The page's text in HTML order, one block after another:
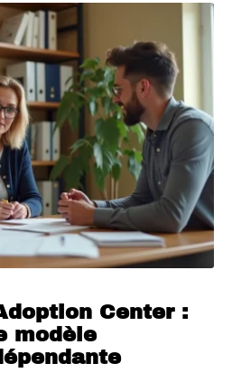
Center :
modèle